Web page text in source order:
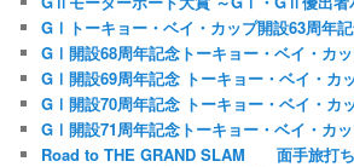
GⅠトーキョー・ベイ・カップ開設63周年
GⅠ開設68周年記念トーキョー・ベイ・カ
GⅠ開設69周年記念 トーキョー・ベイ・カ
GⅠ開設70周年記念 トーキョー・ベイ・カ
GⅠ開設71周年記念トーキョー・ベイ・カ
Road to THE GRAND SLAM 面手旅打